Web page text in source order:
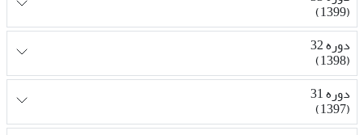
(1399)
دوره 32
(1398)
دوره 31
(1397)